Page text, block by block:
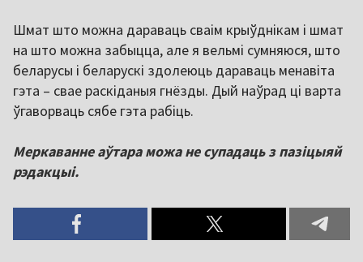
Шмат што можна дараваць сваім крыўднікам і шмат
на што можна забыцца, але я вельмі сумняюся, што
беларусы і беларускі здолеюць дараваць менавіта
гэта – свае раскіданыя гнёзды. Дый наўрад ці варта
ўгаворваць сябе гэта рабіць.
Меркаванне аўтара можа не супадаць з пазіцыяй
рэдакцыі.